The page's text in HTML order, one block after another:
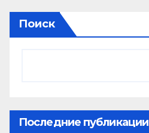
Поиск
Последние публикации